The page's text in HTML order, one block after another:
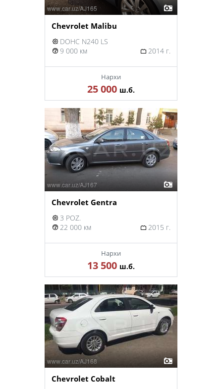
Chevrolet Malibu
DOHC N240 LS
9 000 км
2014 г.
Нархи
25 000 ш.б.
Chevrolet Gentra
3 POZ.
22 000 км
2015 г.
Нархи
13 500 ш.б.
Chevrolet Cobalt